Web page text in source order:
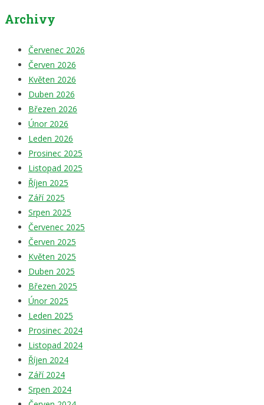
Archivy
Červenec 2026
Červen 2026
Květen 2026
Duben 2026
Březen 2026
Únor 2026
Leden 2026
Prosinec 2025
Listopad 2025
Říjen 2025
Září 2025
Srpen 2025
Červenec 2025
Červen 2025
Květen 2025
Duben 2025
Březen 2025
Únor 2025
Leden 2025
Prosinec 2024
Listopad 2024
Říjen 2024
Září 2024
Srpen 2024